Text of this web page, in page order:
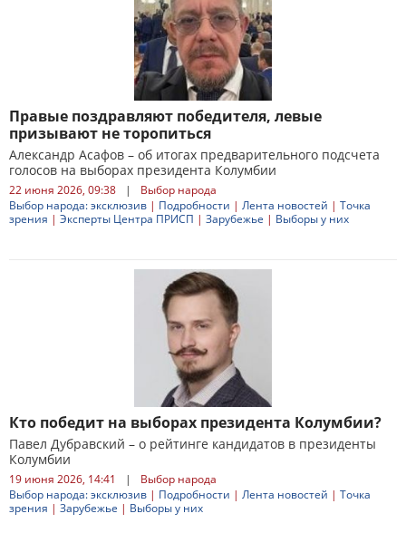
Правые поздравляют победителя, левые
призывают не торопиться
Александр Асафов – об итогах предварительного подсчета
голосов на выборах президента Колумбии
22 июня 2026, 09:38 |
Выбор народа
Выбор народа: эксклюзив | Подробности | Лента новостей | Точка
зрения | Эксперты Центра ПРИСП | Зарубежье | Выборы у них
Кто победит на выборах президента Колумбии?
Павел Дубравский – о рейтинге кандидатов в президенты
Колумбии
19 июня 2026, 14:41 |
Выбор народа
Выбор народа: эксклюзив | Подробности | Лента новостей | Точка
зрения | Зарубежье | Выборы у них